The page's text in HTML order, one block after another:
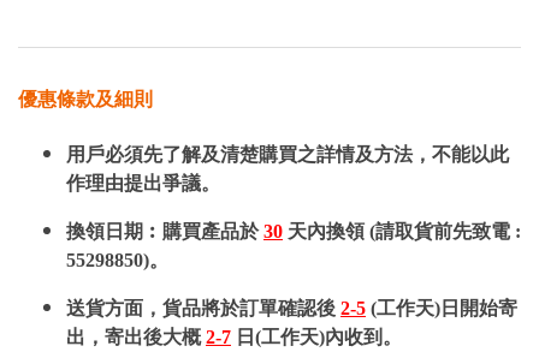
優惠條款及細則
用戶必須先了解及清楚購買之詳情及方法，不能以此
作理由提出爭議。
換領日期︰購買產品於30 天內換領 (請取貨前先致電 :
55298850)。
送貨方面，貨品將於訂單確認後 2-5 (工作天)日開始寄
出，寄出後大概2-7 日(工作天)內收到。